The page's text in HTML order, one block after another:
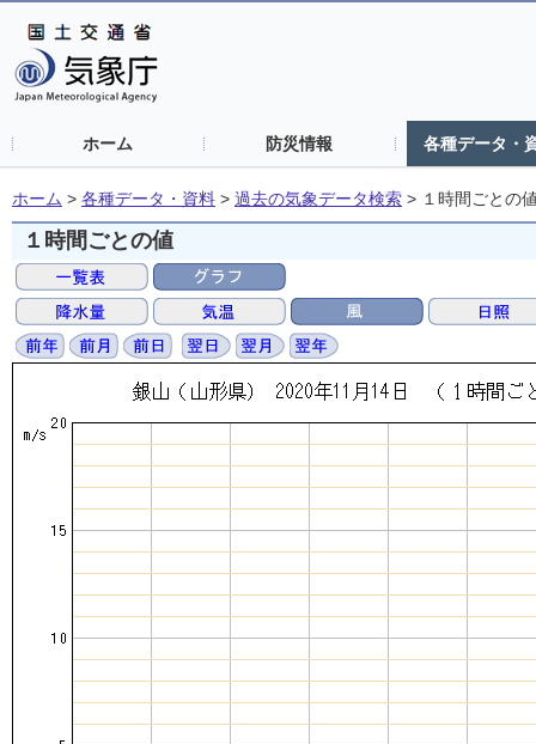
ホーム 防災情報 各種データ・
ホーム > 各種データ・資料 > 過去の気象データ検索 > １時間ごとの
１時間ごとの値